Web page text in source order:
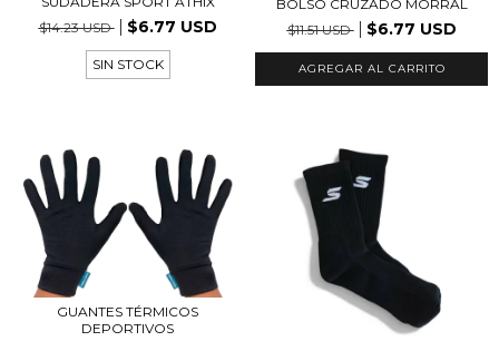
$14.23 USD
$6.77 USD
SIN STOCK
BOLSO CRUZADO MORRAL
$11.51 USD
$6.77 USD
AGREGAR AL CARRITO
GUANTES TÉRMICOS
DEPORTIVOS